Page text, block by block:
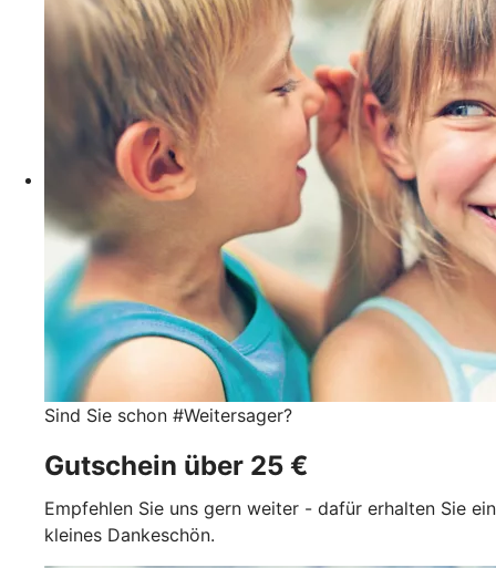
Sind Sie schon #Weitersager?
Gutschein über 25 €
Empfehlen Sie uns gern weiter - dafür erhalten Sie ein
kleines Dankeschön.